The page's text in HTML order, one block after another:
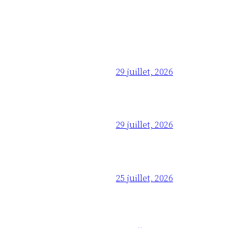
29 juillet, 2026
29 juillet, 2026
25 juillet, 2026